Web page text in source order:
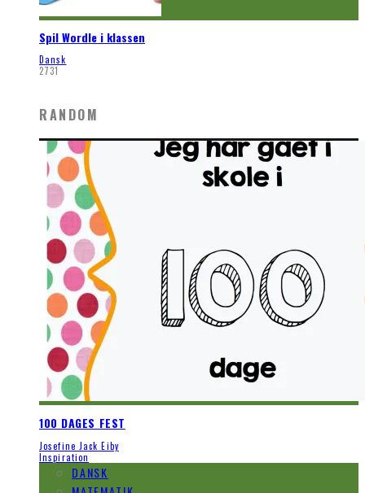
Spil Wordle i klassen
Dansk
2731
RANDOM
100 DAGES FEST
Josefine Jack Eiby
Inspiration
DANSK